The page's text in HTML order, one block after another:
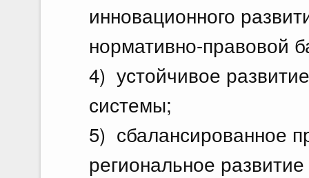
инновационного
нормативно-правовой
4) устойчивое
системы;
5) сбалансированное
региональное